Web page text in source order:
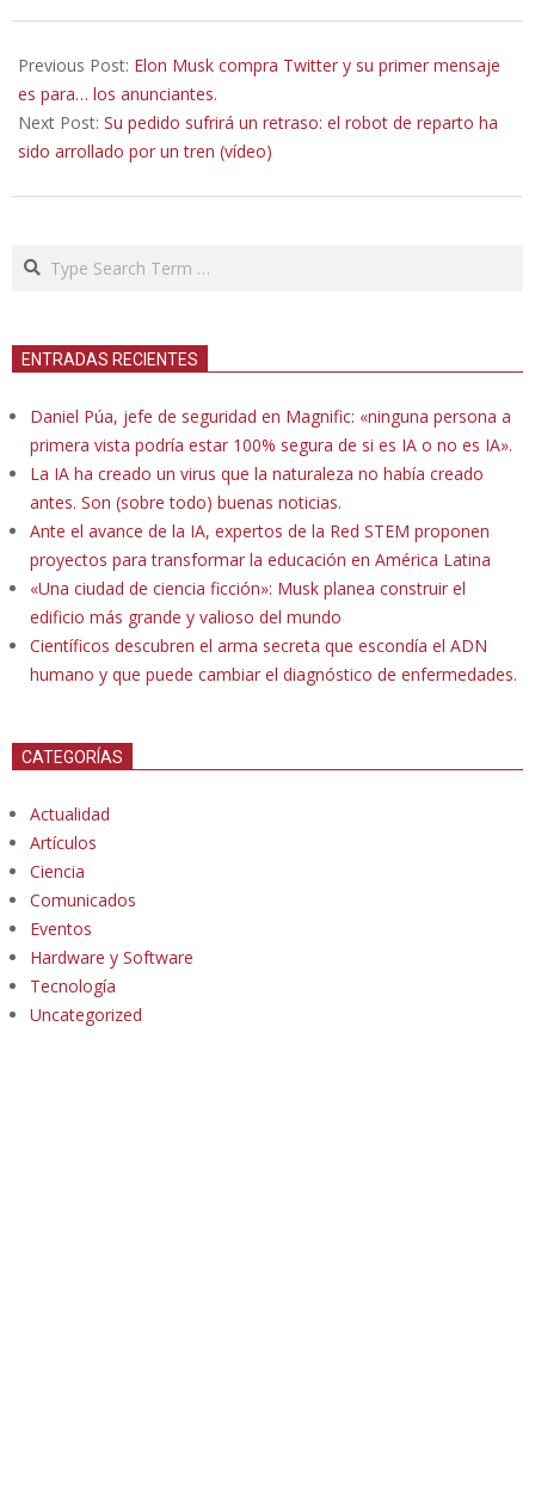
10-
27
Previous Post: Elon Musk compra Twitter y su primer mensaje
es para… los anunciantes.
Next Post: Su pedido sufrirá un retraso: el robot de reparto ha
sido arrollado por un tren (vídeo)
Search
ENTRADAS RECIENTES
Daniel Púa, jefe de seguridad en Magnific: «ninguna persona a
primera vista podría estar 100% segura de si es IA o no es IA».
La IA ha creado un virus que la naturaleza no había creado
antes. Son (sobre todo) buenas noticias.
Ante el avance de la IA, expertos de la Red STEM proponen
proyectos para transformar la educación en América Latina
«Una ciudad de ciencia ficción»: Musk planea construir el
edificio más grande y valioso del mundo
Científicos descubren el arma secreta que escondía el ADN
humano y que puede cambiar el diagnóstico de enfermedades.
CATEGORÍAS
Actualidad
Artículos
Ciencia
Comunicados
Eventos
Hardware y Software
Tecnología
Uncategorized